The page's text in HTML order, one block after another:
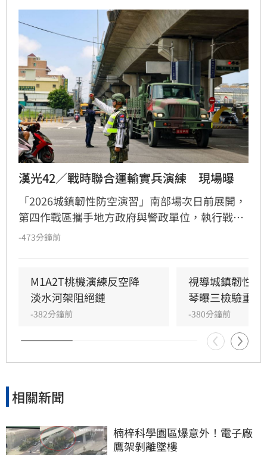
漢光42／戰時聯合運輸實兵演練　現場曝
「2026城鎮韌性防空演習」南部場次日前展開，
第四作戰區攜手地方政府與警政單位，執行戰時
聯合運輸交通運行管制實兵演練。針對戰時物資
應變作業中心協調機制，有效引導車隊突破瓶
頸。此次演習強調跨部門橫向聯繫、資訊共享及
緊急應變能力，藉由實戰化訓練整合軍事運輸與
地方交通資源，精進戰時運補效能，厚植整體城
鎮防衛韌性，確保關鍵軍需物資能即時送達指定
地點，展現軍民協力強化國家安全防護的決心與
-473分鐘前
M1A2T桃機演練反空降
淡水河架阻絕鏈
-382分鐘前
視導城鎮韌性
琴曝三檢驗重點
-380分鐘前
相關新聞
楠梓科學園區爆意外！電子廠
鷹架剝離墜樓